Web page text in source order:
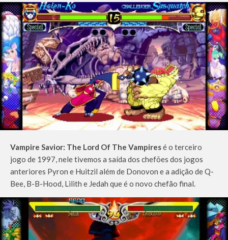
Vampire Savior: The Lord Of The Vampiresé o terceiro
jogo de 1997, nele tivemos a saída dos chefões dos jogos
anteriores Pyron e Huitzil além de Donovon e a adição de Q-
Bee, B-B-Hood, Lilith e Jedah que é o novo chefão final.